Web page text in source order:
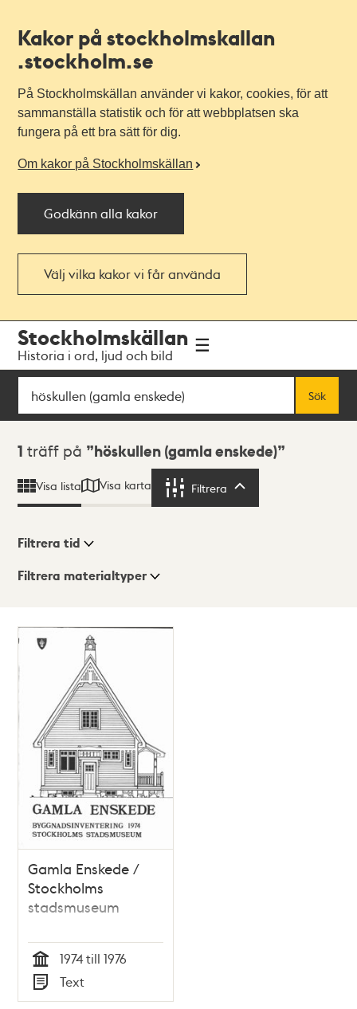
Kakor på stockholmskallan
.stockholm.se
På Stockholmskällan använder vi kakor, cookies, för att
sammanställa statistik och för att webbplatsen ska
fungera på ett bra sätt för dig.
Om kakor på Stockholmskällan
Godkänn alla kakor
Välj vilka kakor vi får använda
navigationen
huvudinnehållet
Stockholmskällan
Historia i ord, ljud och bild
Sök
Sök
Sökresultat
1 träff på höskullen (gamla enskede)
Visa lista Visa karta Filtrera
Visningsläge
ListaKarta
Filtrera tid
Filtrera materialtyper
träffar
Gamla Enskede /
Stockholms
stadsmuseum
Tid
1974 till 1976
Typ
Text